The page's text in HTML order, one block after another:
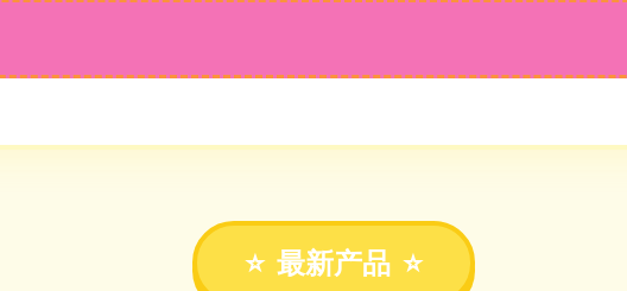
最新产品